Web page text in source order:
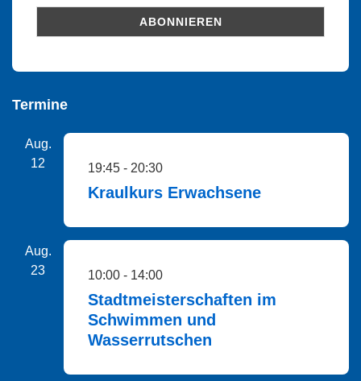
Termine
Aug.
12
19:45 - 20:30
Kraulkurs Erwachsene
Aug.
23
10:00 - 14:00
Stadtmeisterschaften im
Schwimmen und
Wasserrutschen